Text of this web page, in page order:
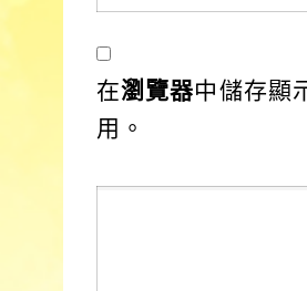
在瀏覽器中儲存顯
用。